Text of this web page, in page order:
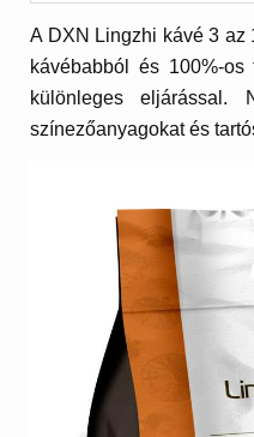
A DXN Lingzhi kávé 3 az
kávébabból és 100%-
különleges eljárással.
színezőanyagokat és